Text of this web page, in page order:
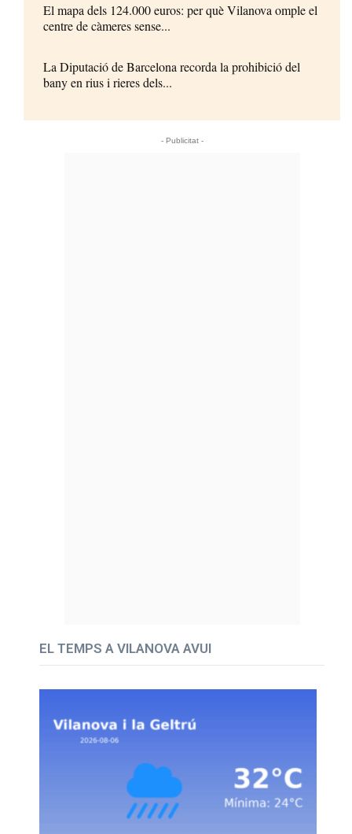
El mapa dels 124.000 euros: per què Vilanova omple el
centre de càmeres sense...
La Diputació de Barcelona recorda la prohibició del
bany en rius i rieres dels...
- Publicitat -
EL TEMPS A VILANOVA AVUI